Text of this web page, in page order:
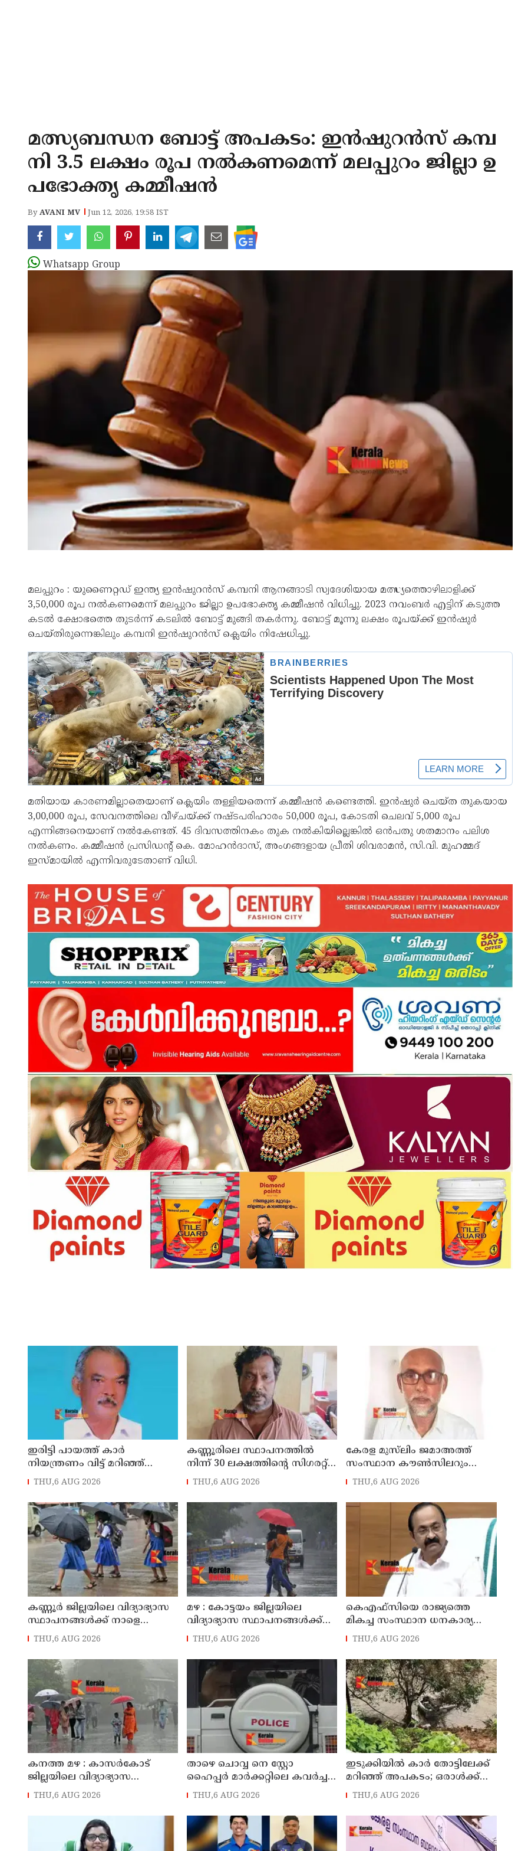
മത്സ്യബന്ധന ബോട്ട് അപകടം: ഇൻഷുറൻസ് കമ്പ
നി 3.5 ലക്ഷം രൂപ നൽകണമെന്ന് മലപ്പുറം ജില്ലാ ഉ
പഭോക്തൃ കമ്മീഷൻ
ByAVANI MV Jun 12, 2026, 19:58 IST
Whatsapp Group
മലപ്പുറം : യുണൈറ്റഡ് ഇന്ത്യ ഇൻഷുറൻസ് കമ്പനി ആനങ്ങാടി സ്വദേശിയായ മത്സ്യത്തൊഴിലാളിക്ക്
3,50,000 രൂപ നൽകണമെന്ന് മലപ്പുറം ജില്ലാ ഉപഭോക്തൃ കമ്മീഷൻ വിധിച്ചു. 2023 നവംബർ എട്ടിന് കടുത്ത
കടൽ ക്ഷോഭത്തെ തുടർന്ന് കടലിൽ ബോട്ട് മുങ്ങി തകർന്നു. ബോട്ട് മൂന്നു ലക്ഷം രൂപയ്ക്ക് ഇൻഷുർ
ചെയ്തിരുന്നെങ്കിലും കമ്പനി ഇൻഷുറൻസ് ക്ലെയിം നിഷേധിച്ചു.
മതിയായ കാരണമില്ലാതെയാണ് ക്ലെയിം തള്ളിയതെന്ന് കമ്മീഷൻ കണ്ടെത്തി. ഇൻഷുർ ചെയ്ത തുകയായ
3,00,000 രൂപ, സേവനത്തിലെ വീഴ്ചയ്ക്ക് നഷ്ടപരിഹാരം 50,000 രൂപ, കോടതി ചെലവ് 5,000 രൂപ
എന്നിങ്ങനെയാണ് നൽകേണ്ടത്. 45 ദിവസത്തിനകം തുക നൽകിയില്ലെങ്കിൽ ഒൻപതു ശതമാനം പലിശ
നൽകണം. കമ്മീഷൻ പ്രസിഡന്റ് കെ. മോഹൻദാസ്, അംഗങ്ങളായ പ്രീതി ശിവരാമൻ, സി.വി. മുഹമ്മദ്
ഇസ്മായിൽ എന്നിവരുടേതാണ് വിധി.
ഇരിട്ടി പായത്ത് കാർ
നിയന്ത്രണം വിട്ട് മറിഞ്ഞ്
തളിപ്പറമ്പിലെ ആദ്യ കാല
THU,6 AUG 2026
കണ്ണൂരിലെ സ്ഥാപനത്തിൽ
നിന്ന് 30 ലക്ഷത്തിന്റെ സിഗരറ്റ്
മോഷണം: തമിഴ്‌നാട്
തെങ്കാശിയിൽ പിടിയിൽ
THU,6 AUG 2026
കേരള മുസ്‌ലിം ജമാഅത്ത്
സംസ്ഥാന കൗൺസിലറും
തളിപ്പറമ്പിലെ മുതിർന്ന മാധ്യമ
അലി മൊഗ്രാൽ നിര്യാതനായി
THU,6 AUG 2026
കണ്ണൂർ ജില്ലയിലെ വിദ്യാഭ്യാസ
സ്ഥാപനങ്ങള്‍ക്ക് നാളെ
(07/08/2026), അവധി
THU,6 AUG 2026
മഴ : കോട്ടയം ജില്ലയിലെ
വിദ്യാഭ്യാസ സ്ഥാപനങ്ങൾക്ക്
നാളെ അവധി
THU,6 AUG 2026
കെഎഫ്‌സിയെ രാജ്യത്തെ
മികച്ച സംസ്ഥാന ധനകാര്യ
സ്ഥാപനമാക്കും: മുഖ്യമന്ത്രി വി
ഡി സതീശൻ
THU,6 AUG 2026
കനത്ത മഴ : കാസർകോട്
ജില്ലയിലെ വിദ്യാഭ്യാസ
സ്ഥാപനങ്ങൾക്ക് നാളെ അവധി
THU,6 AUG 2026
താഴെ ചൊവ്വ നെ സ്റ്റോ
ഹൈപ്പർ മാർക്കറ്റിലെ കവർച്ച :
മട്ടന്നൂർ സ്വദേശിനികളായ നാല്
THU,6 AUG 2026
ഇടുക്കിയിൽ കാർ തോട്ടിലേക്ക്
മറിഞ്ഞ് അപകടം; ഒരാൾക്ക്
ദാരുണാന്ത്യം
THU,6 AUG 2026